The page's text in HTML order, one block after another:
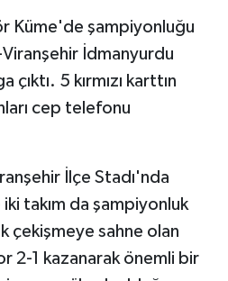
Küme'de şampiyonluğu
İdmanyurdu
çıktı. 5 kırmızı karttın
cep telefonu
İlçe Stadı'nda
takım da şampiyonluk
çekişmeye sahne olan
2-1 kazanarak önemli bir